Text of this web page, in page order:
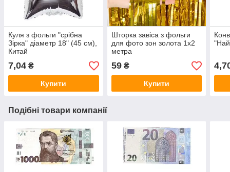
Куля з фольги "срібна
Зірка" діаметр 18" (45 см),
Китай
7,04 ₴
Купити
Шторка завіса з фольги
для фото зон золота 1х2
метра
59₴
Купити
Подібні товари компанії